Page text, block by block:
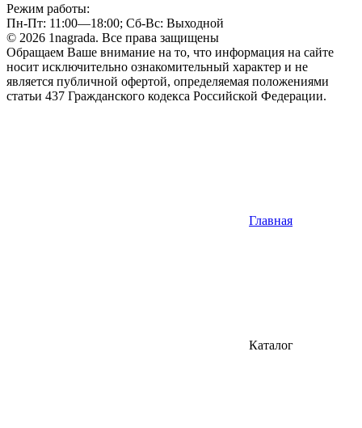
Режим работы:
Пн-Пт: 11:00—18:00; Сб-Вс: Выходной
© 2026 1nagrada. Все права защищены
Обращаем Ваше внимание на то, что информация на сайте
носит исключительно ознакомительный характер и не
является публичной офертой, определяемая положениями
статьи 437 Гражданского кодекса Российской Федерации.
Главная
Каталог